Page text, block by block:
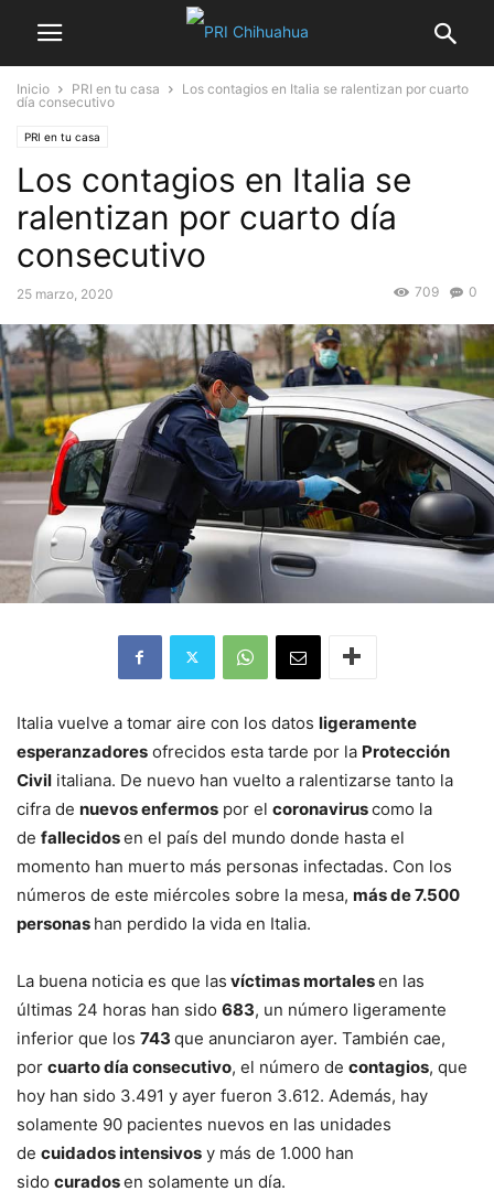
Inicio PRI en tu casa
Los contagios en Italia se ralentizan por cuarto
día consecutivo
PRI en tu casa
Los contagios en Italia se
ralentizan por cuarto día
consecutivo
25 marzo, 2020 0
709
Italia vuelve a tomar aire con los datos ligeramente
esperanzadores ofrecidos esta tarde por la Protección
Civil italiana. De nuevo han vuelto a ralentizarse tanto la
cifra de nuevos enfermos por el coronaviruscomo la
de fallecidosen el país del mundo donde hasta el
momento han muerto más personas infectadas. Con los
números de este miércoles sobre la mesa, más de 7.500
personas han perdido la vida en Italia.
La buena noticia es que las víctimas mortalesen las
últimas 24 horas han sido 683, un número ligeramente
inferior que los 743 que anunciaron ayer. También cae,
por cuarto día consecutivo, el número de contagios, que
hoy han sido 3.491 y ayer fueron 3.612. Además, hay
solamente 90 pacientes nuevos en las unidades
de cuidados intensivos y más de 1.000 han
sido curadosen solamente un día.